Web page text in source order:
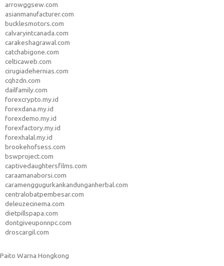
arrowggsew.com
asianmanufacturer.com
bucklesmotors.com
calvaryintcanada.com
carakeshagrawal.com
catchabigone.com
celticaweb.com
cirugiadehernias.com
cqhzdn.com
dailfamily.com
forexcrypto.my.id
forexdana.my.id
forexdemo.my.id
forexfactory.my.id
forexhalal.my.id
brookehofsess.com
bswproject.com
captivedaughtersfilms.com
caraamanaborsi.com
caramenggugurkankandunganherbal.com
centralobatpembesar.com
deleuzecinema.com
dietpillspapa.com
dontgiveuponnpc.com
droscargil.com
Paito Warna Hongkong